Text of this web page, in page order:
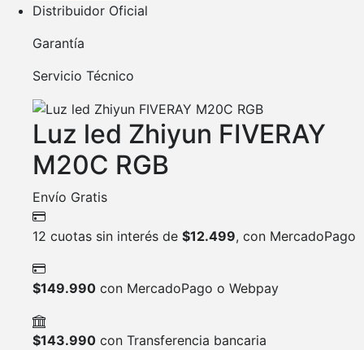
Distribuidor Oficial
Garantía
Servicio Técnico
Luz led Zhiyun FIVERAY
M20C RGB
Envío Gratis
12 cuotas sin interés de $12.499, con MercadoPago
$149.990 con MercadoPago o Webpay
$143.990 con Transferencia bancaria